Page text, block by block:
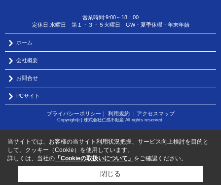
営業時間:9:00～18：00
定休日:水曜日 第１・３・５火曜日 GW・夏季休暇・年末年始
ホーム
会社概要
お問合せ
PCサイト
プライバシーポリシー ｜ 利用規約｜ アクセスマップ
Copyright(c) 株式会社仁成不動産 All rights reserved.
当サイトでは、お客様の当サイト利用状況把握、サービス向上検討を目的と
して、クッキー（Cookie）を使用しています。
詳しくは、当社の 「Cookieの取扱いについて」 をご確認ください。
閉じる